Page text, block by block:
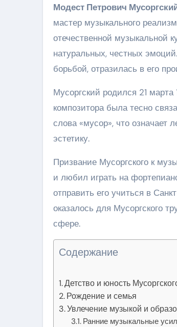
Модест Петрович
мастер музыкального
отечественной музыкальной
натуральных, честных
борьбой, отразилась в его
Мусоргский родился 21
композитора была тесно
слова «мусор», что означает
эстетику.
Призвание Мусоргского к
и любил играть на
отправить его учиться в
оказалось для Мусоргского
сфере.
Содержание
Детство и юность
Рождение и семья
Увлечение музыкой и
Ранние музыкальные